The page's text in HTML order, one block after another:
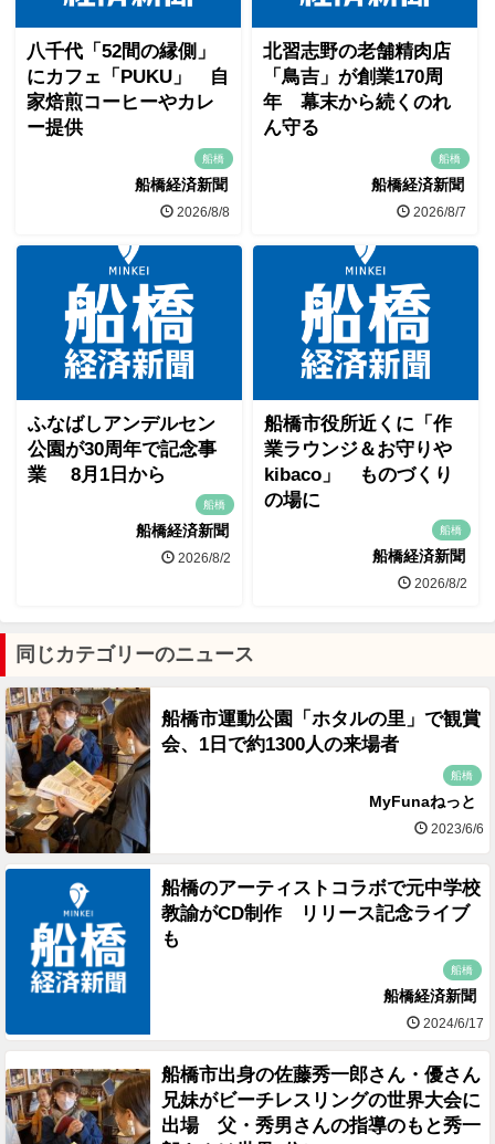
八千代「52間の縁側」
にカフェ「PUKU」 自
家焙煎コーヒーやカレ
ー提供
船橋
船橋経済新聞
2026/8/8
北習志野の老舗精肉店
「鳥吉」が創業170周
年 幕末から続くのれ
ん守る
船橋
船橋経済新聞
2026/8/7
ふなばしアンデルセン
公園が30周年で記念事
業 8月1日から
船橋
船橋経済新聞
2026/8/2
船橋市役所近くに「作
業ラウンジ＆お守りや
kibaco」 ものづくり
の場に
船橋
船橋経済新聞
2026/8/2
同じカテゴリーのニュース
船橋市運動公園「ホタルの里」で観賞
会、1日で約1300人の来場者
船橋
MyFunaねっと
2023/6/6
船橋のアーティストコラボで元中学校
教諭がCD制作 リリース記念ライブ
も
船橋
船橋経済新聞
2024/6/17
船橋市出身の佐藤秀一郎さん・優さん
兄妹がビーチレスリングの世界大会に
出場 父・秀男さんの指導のもと秀一